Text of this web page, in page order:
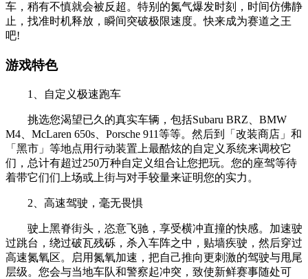
车，稍有不慎就会被反超。特别的氮气爆发时刻，时间仿佛静
止，找准时机释放，瞬间突破极限速度。快来成为赛道之王
吧!
游戏特色
1、自定义极速跑车
挑选您渴望已久的真实车辆，包括Subaru BRZ、BMW
M4、McLaren 650s、Porsche 911等等。然后到「改装商店」和
「黑市」等地点用行动装置上最酷炫的自定义系统来调校它
们，总计有超过250万种自定义组合让您把玩。您的座驾等待
着带它们们上场或上街与对手较量来证明您的实力。
2、高速驾驶，毫无畏惧
驶上黑脊街头，恣意飞驰，享受横冲直撞的快感。加速驶
过跳台，绕过破瓦残砾，杀入车阵之中，贴墙疾驶，然后穿过
高速氮氧区。启用氮氧加速，把自己推向更刺激的驾驶与甩尾
层级。您会与当地车队和警察起冲突，致使新鲜赛事随处可